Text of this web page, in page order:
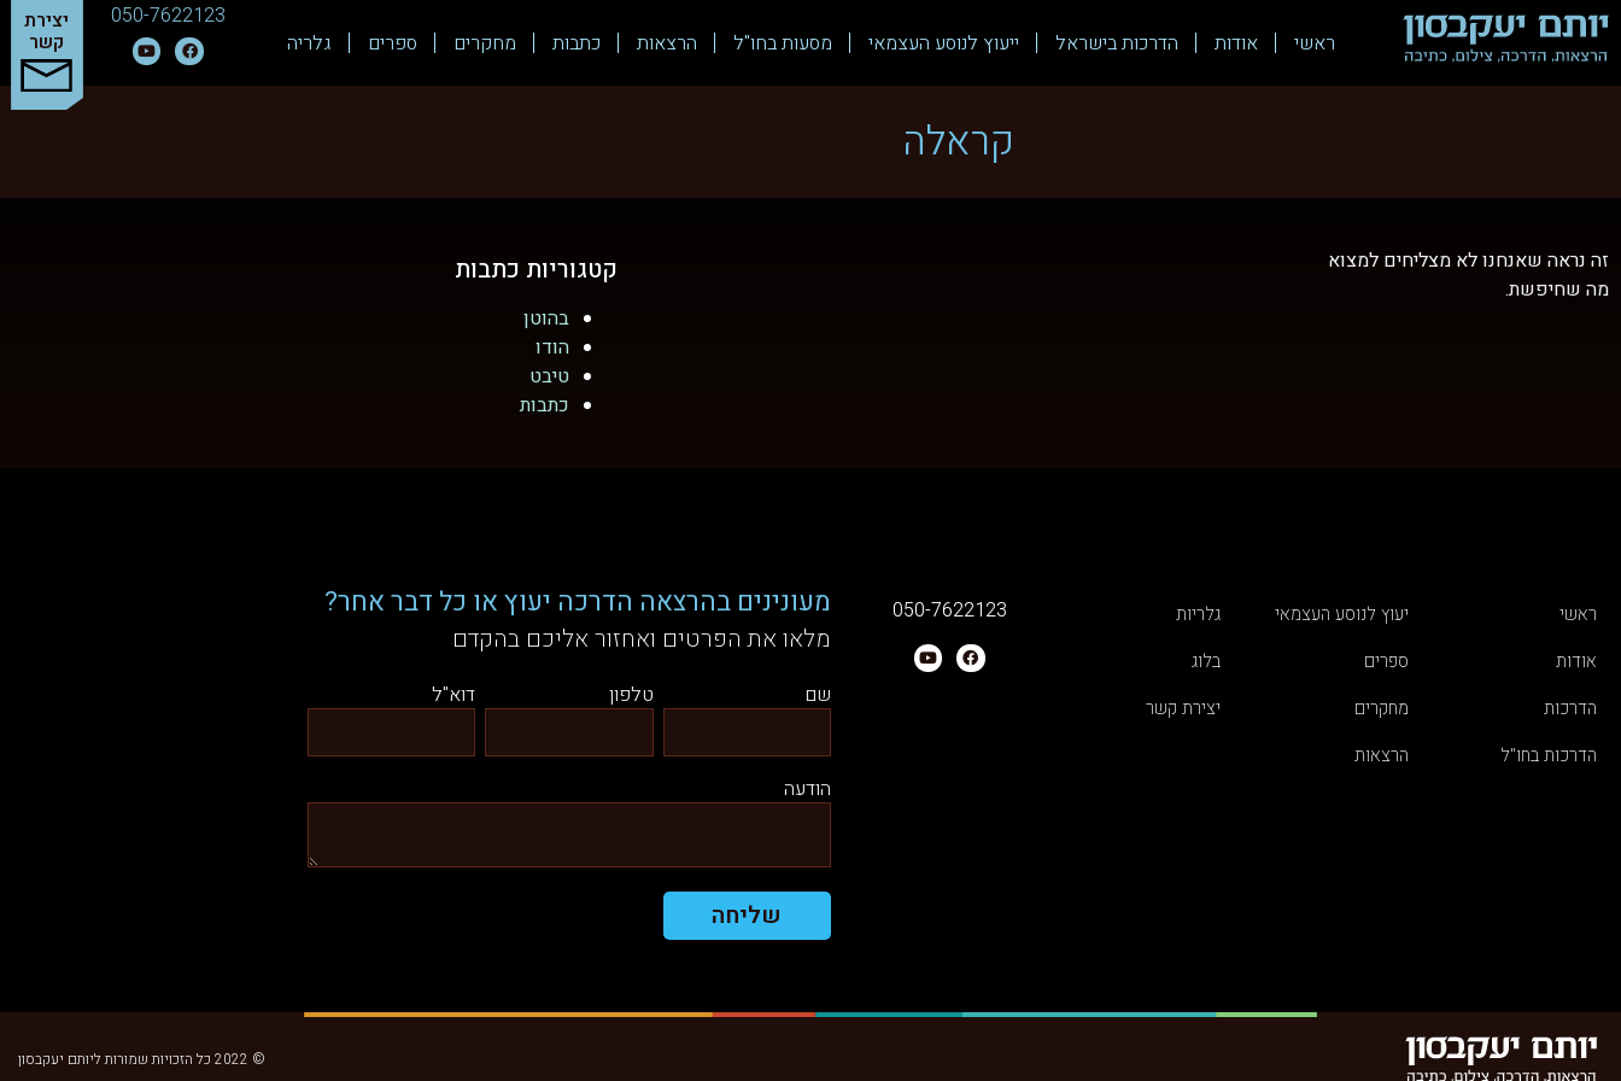
ראשי אודות הדרכות בישראל ייעוץ לנוסע העצמאי מסעות בחו"ל הרצאות כתבות מחקרים ספרים גלריה
050-7622123
יצירת
קשר
קראלה
זה נראה שאנחנו לא מצליחים למצוא
מה שחיפשת.
קטגוריות כתבות
בהוטן
הודו
טיבט
כתבות
ראשי
אודות
הדרכות
הדרכות בחו"ל
יעוץ לנוסע העצמאי
ספרים
מחקרים
הרצאות
גלריות
בלוג
יצירת קשר
050-7622123 מעונינים בהרצאה הדרכה יעוץ או כל דבר אחר?
מלאו את הפרטים ואחזור אליכם בהקדם
שם טלפון דוא"ל
הודעה
שליחה
© 2022 כל הזכויות שמורות ליותם יעקבסון